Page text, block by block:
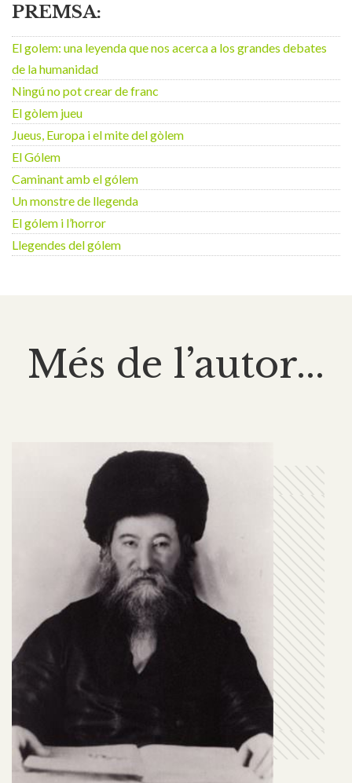
PREMSA:
El golem: una leyenda que nos acerca a los grandes debates
de la humanidad
Ningú no pot crear de franc
El gòlem jueu
Jueus, Europa i el mite del gòlem
El Gólem
Caminant amb el gólem
Un monstre de llegenda
El gólem i l’horror
Llegendes del gólem
Més de l’autor...